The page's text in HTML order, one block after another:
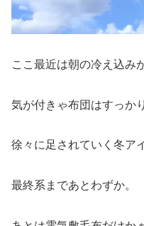
ここ最近は朝の冷え込み
気が付きゃ布団はすっか
徐々に足されていく冬ア
最終系まであとわずか。